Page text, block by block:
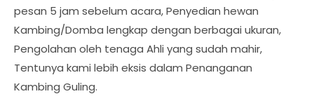
pesan 5 jam sebelum acara, Penyedian hewan
Kambing/Domba lengkap dengan berbagai ukuran,
Pengolahan oleh tenaga Ahli yang sudah mahir,
Tentunya kami lebih eksis dalam Penanganan
Kambing Guling.